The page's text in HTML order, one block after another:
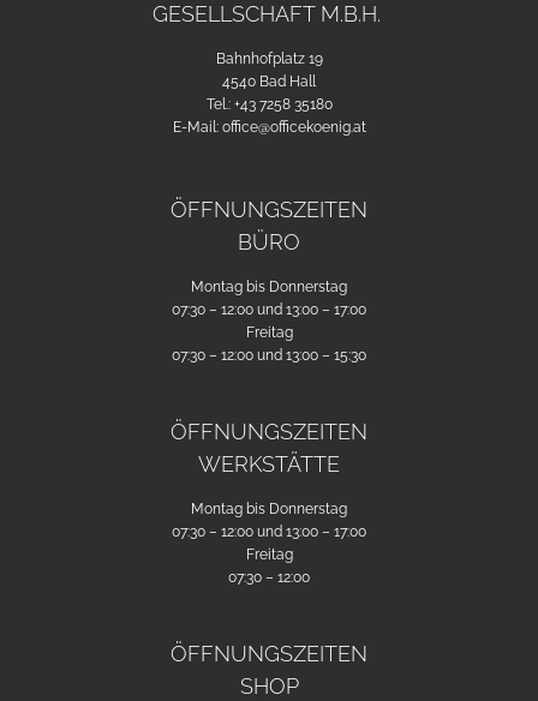
GESELLSCHAFT M.B.H.
Bahnhofplatz 19
4540 Bad Hall
Tel.: +43 7258 35180
E-Mail: office@officekoenig.at
ÖFFNUNGSZEITEN
BÜRO
Montag bis Donnerstag
07:30 – 12:00 und 13:00 – 17:00
Freitag
07:30 – 12:00 und 13:00 – 15:30
ÖFFNUNGSZEITEN
WERKSTÄTTE
Montag bis Donnerstag
07:30 – 12:00 und 13:00 – 17:00
Freitag
07:30 – 12:00
ÖFFNUNGSZEITEN
SHOP